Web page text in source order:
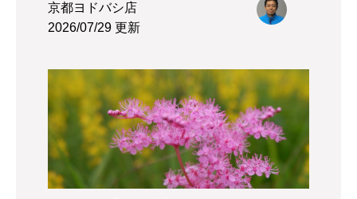
京都ヨドバシ店
2026/07/29 更新